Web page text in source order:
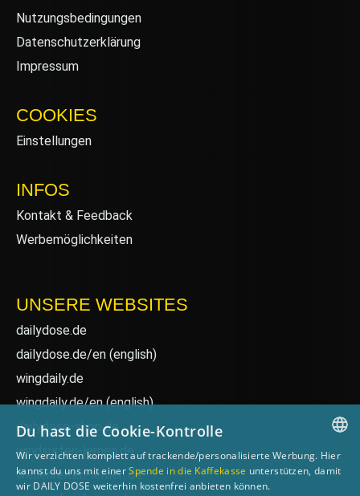
Nutzungsbedingungen
Datenschutzerklärung
Impressum
COOKIES
Einstellungen
INFOS
Kontakt & Feedback
Werbemöglichkeiten
UNSERE WEBSITES
dailydose.de
dailydose.de/en (english)
wingdaily.de
wingdaily.de/en(english)
dailydose-shop.de
windsurfen-lernen.de
wellenreiten-lernen.de
GERMAN
Du hast die Cookie-Kontrolle
Wir verzichten komplett auf trackende/personalisierte Werbung. Hier
kannst du uns mit einerSpende in die Kaffekasse unterstützen, damit
wir DAILY DOSE weiterhin kostenfrei anbieten können.